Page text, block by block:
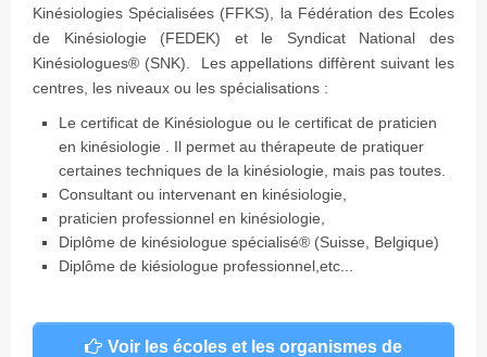
Kinésiologies Spécialisées (FFKS), la Fédération des Ecoles
de Kinésiologie (FEDEK) et le Syndicat National des
Kinésiologues® (SNK). Les appellations diffèrent suivant les
centres, les niveaux ou les spécialisations :
Le certificat de Kinésiologue ou le certificat de praticien
en kinésiologie . Il permet au thérapeute de pratiquer
certaines techniques de la kinésiologie, mais pas toutes.
Consultant ou intervenant en kinésiologie,
praticien professionnel en kinésiologie,
Diplôme de kinésiologue spécialisé® (Suisse, Belgique)
Diplôme de kiésiologue professionnel,etc...
Voir les écoles et les organismes de